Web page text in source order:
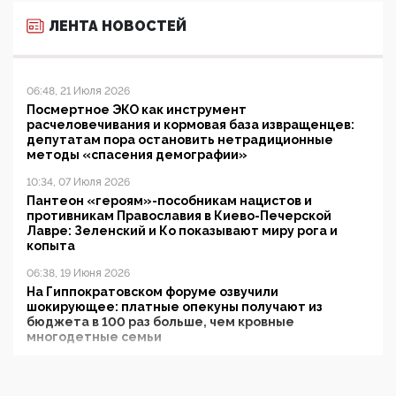
ЛЕНТА НОВОСТЕЙ
06:48, 21 Июля 2026
Посмертное ЭКО как инструмент
расчеловечивания и кормовая база извращенцев:
депутатам пора остановить нетрадиционные
методы «спасения демографии»
10:34, 07 Июля 2026
Пантеон «героям»-пособникам нацистов и
противникам Православия в Киево-Печерской
Лавре: Зеленский и Ко показывают миру рога и
копыта
06:38, 19 Июня 2026
На Гиппократовском форуме озвучили
шокирующее: платные опекуны получают из
бюджета в 100 раз больше, чем кровные
многодетные семьи